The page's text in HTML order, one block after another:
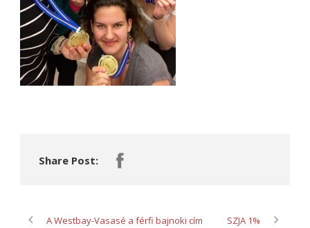
Share Post:
A Westbay-Vasasé a férfi bajnoki cím SZJA 1%